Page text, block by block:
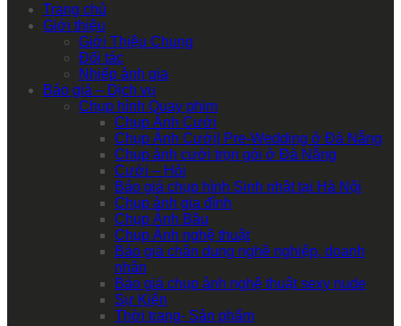
Trang chủ
Giới thiệu
Giới Thiệu Chung
Đối tác
Nhiếp ảnh gia
Báo giá – Dịch vụ
Chụp hình Quay phim
Chụp Ảnh Cưới
Chụp Ảnh Cưới| Pre-Wedding ở Đà Nẵng
Chụp ảnh cưới trọn gói ở Đà Nẵng
Cưới – Hỏi
Báo giá chụp hình Sinh nhật tại Hà Nội
Chụp ảnh gia đình
Chụp Ảnh Bầu
Chụp Ảnh nghệ thuật
Báo giá chân dung nghề nghiệp, doanh
nhân
Báo giá chụp ảnh nghệ thuật sexy nude
Sự Kiện
Thời trang- Sản phẩm